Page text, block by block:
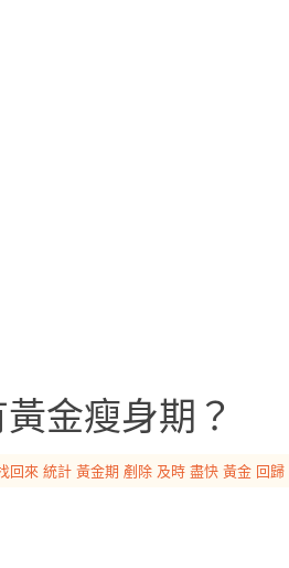
金瘦身期？
回來 統計 黃金期 剷除 及時 盡快 黃金 回歸